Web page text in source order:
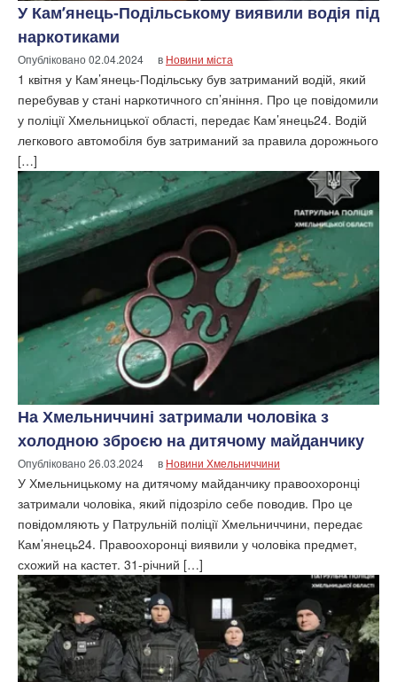
У Кам’янець-Подільському виявили водія під
наркотиками
Опубліковано02.04.2024 в Новини міста
1 квітня у Кам’янець-Подільську був затриманий водій, який
перебував у стані наркотичного сп’яніння. Про це повідомили
у поліції Хмельницької області, передає Кам’янець24. Водій
легкового автомобіля був затриманий за правила дорожнього
[…]
На Хмельниччині затримали чоловіка з
холодною зброєю на дитячому майданчику
Опубліковано26.03.2024 в Новини Хмельниччини
У Хмельницькому на дитячому майданчику правоохоронці
затримали чоловіка, який підозріло себе поводив. Про це
повідомляють у Патрульній поліції Хмельниччини, передає
Кам’янець24. Правоохоронці виявили у чоловіка предмет,
схожий на кастет. 31-річний […]